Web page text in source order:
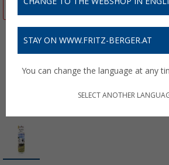
STAY ON WWW.FRITZ-BERGER.AT
You can change the language at any
SELECT ANOTHER